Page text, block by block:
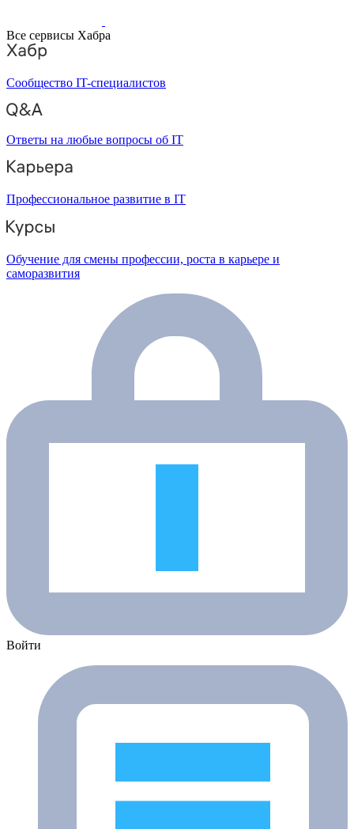
Все сервисы Хабра
Сообщество IT-специалистов
Ответы на любые вопросы об IT
Профессиональное развитие в IT
Обучение для смены профессии, роста в карьере и
саморазвития
Войти